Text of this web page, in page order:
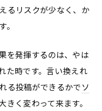
るリスクが少なく、か
を発揮するのは、やは
た時です。言い換えれ
る投稿ができるかでソ
きく変わって来ます。